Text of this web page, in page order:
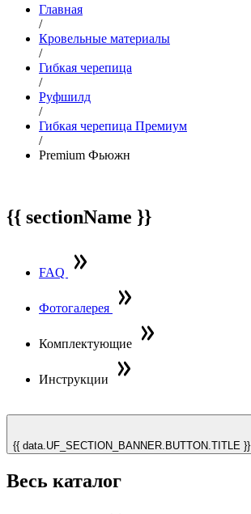
Главная
/
Кровельные материалы
/
Гибкая черепица
/
Руфшилд
/
Гибкая черепица Премиум
/
Premium Фьюжн
{{ sectionName }}
FAQ
Фотогалерея
Комплектующие
Инструкции
{{ data.UF_SECTION_BANNER.BUTTON.TITLE }}
Весь каталог